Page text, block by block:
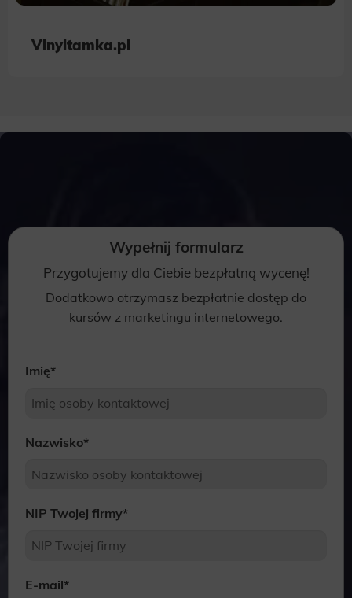
Vinyltamka.pl
Wypełnij formularz
Przygotujemy dla Ciebie bezpłatną wycenę!
Dodatkowo otrzymasz bezpłatnie dostęp do
kursów z marketingu internetowego.
Imię*
Nazwisko*
NIP Twojej firmy*
E-mail*